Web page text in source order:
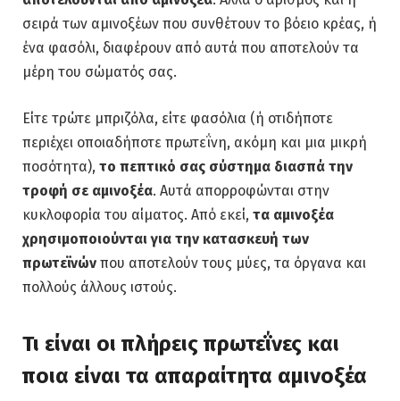
σειρά των αμινοξέων που συνθέτουν το βόειο κρέας, ή
ένα φασόλι, διαφέρουν από αυτά που αποτελούν τα
μέρη του σώματός σας.
Είτε τρώτε μπριζόλα, είτε φασόλια (ή οτιδήποτε
περιέχει οποιαδήποτε πρωτεΐνη, ακόμη και μια μικρή
ποσότητα), το πεπτικό σας σύστημα διασπά την
τροφή σε αμινοξέα. Αυτά απορροφώνται στην
κυκλοφορία του αίματος. Από εκεί, τα αμινοξέα
χρησιμοποιούνται για την κατασκευή των
πρωτεϊνών που αποτελούν τους μύες, τα όργανα και
πολλούς άλλους ιστούς.
Τι είναι οι πλήρεις πρωτεΐνες και
ποια είναι τα απαραίτητα αμινοξέα